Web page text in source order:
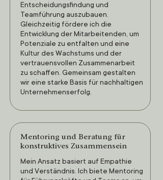
Entscheidungsfindung und
Teamführung auszubauen.
Gleichzeitig fördere ich die
Entwicklung der Mitarbeitenden, um
Potenziale zu entfalten und eine
Kultur des Wachstums und der
vertrauensvollen Zusammenarbeit
zu schaffen. Gemeinsam gestalten
wir eine starke Basis für nachhaltigen
Unternehmenserfolg.
Mentoring und Beratung für
konstruktives Zusammensein
Mein Ansatz basiert auf Empathie
und Verständnis. Ich biete Mentoring